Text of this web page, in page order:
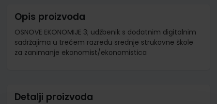
Opis proizvoda
OSNOVE EKONOMIJE 3; udžbenik s dodatnim digitalnim
sadržajima u trećem razredu srednje strukovne škole
za zanimanje ekonomist/ekonomistica
Detalji proizvoda